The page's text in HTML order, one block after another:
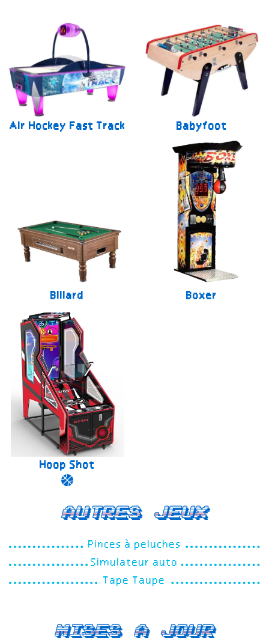
Air Hockey Fast Track Babyfoot
Billard Boxer
Hoop Shot
Autres jeux
Pinces à peluches
Simulateur auto
Tape Taupe
Mises a jour